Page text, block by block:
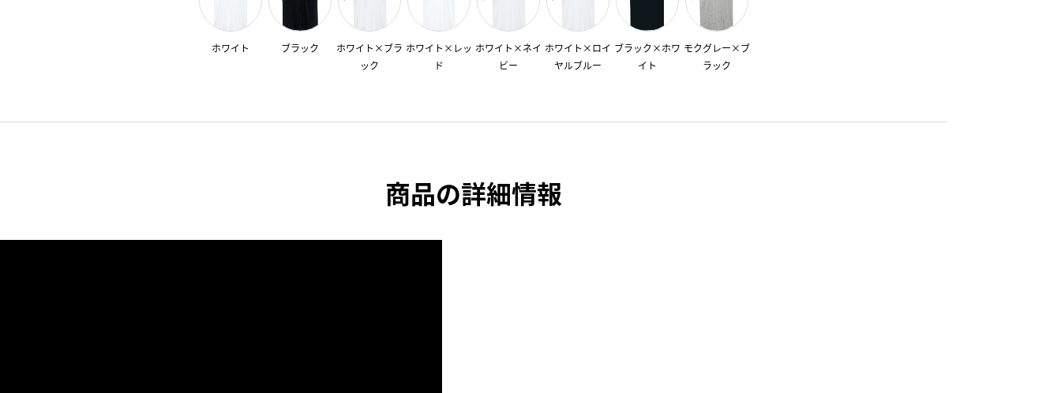
ホワイト ブラック
ホワイト×ブラ
ック
ホワイト×レッ
ド
ホワイト×ネイ
ビー
ホワイト×ロイ
ヤルブルー
ブラック×ホワ
イト
モクグレー×ブ
ラック
商品の詳細情報